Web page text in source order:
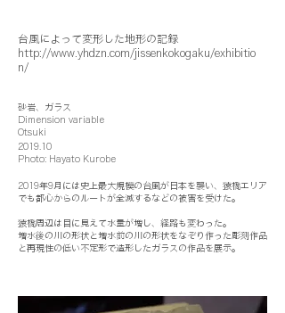
台風によって変形した地形の記録
http://www.yhdzn.com/jissenkokogaku/exhibitio
n/
砂岩、ガラス
Dimension variable
Otsuki
2019.10
Photo: Hayato Kurobe
2019年9月には史上最大規模の台風が日本を襲い、猿橋エリア
でも都心からのルートが全滅するなどの被害を受けた。
猿橋周辺は目に見えて水量が増し、経路も変わった。
増水後の川の形状と増水前の川の形状をなぞり作った彫刻作品
と再現性の低い不定形で造形したガラスの作品を展示。